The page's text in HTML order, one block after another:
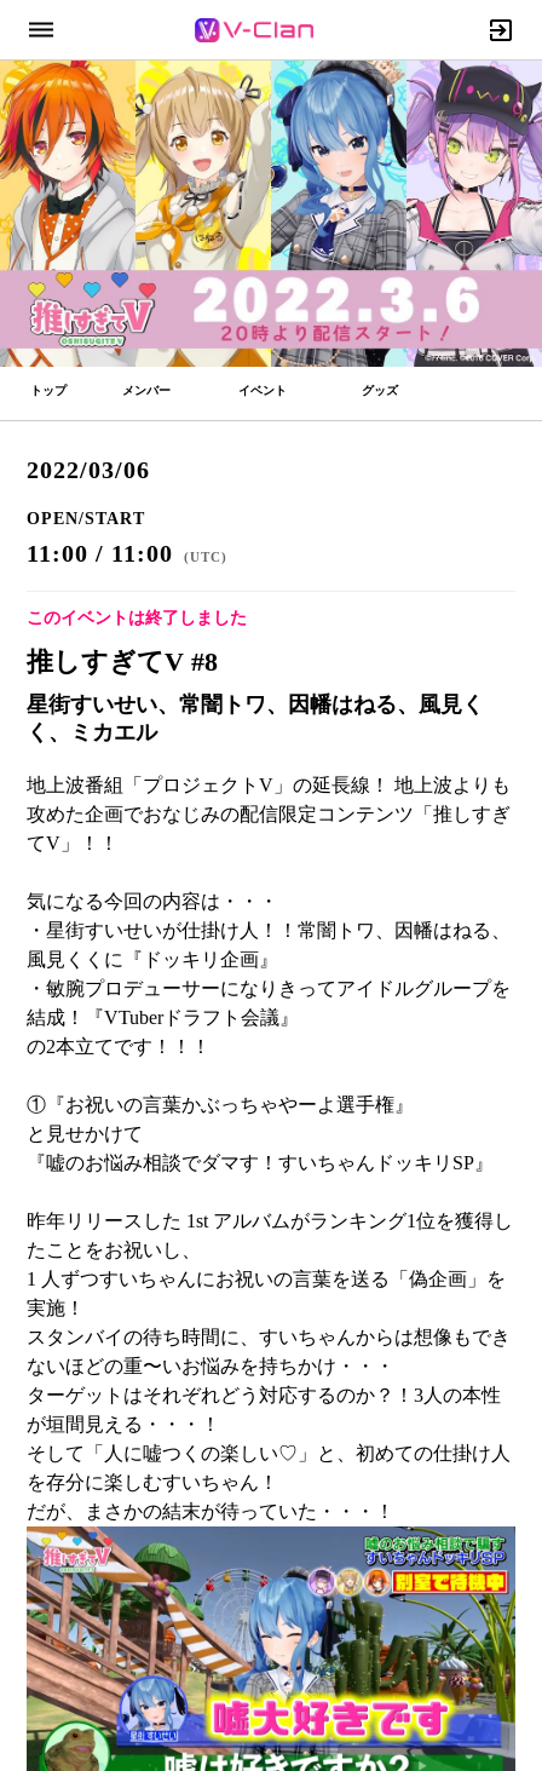
トップ メンバー イベント グッズ
2022/03/06
OPEN/START
11:00 / 11:00 (UTC)
このイベントは終了しました
推しすぎてV #8
星街すいせい、常闇トワ、因幡はねる、風見く
く、ミカエル
地上波番組「プロジェクトV」の延長線！ 地上波よりも
攻めた企画でおなじみの配信限定コンテンツ「推しすぎ
てV」！！
気になる今回の内容は・・・
・星街すいせいが仕掛け人！！常闇トワ、因幡はねる、
風見くくに『ドッキリ企画』
・敏腕プロデューサーになりきってアイドルグループを
結成！『VTuberドラフト会議』
の2本立てです！！！
①『お祝いの言葉かぶっちゃやーよ選手権』
と見せかけて
『嘘のお悩み相談でダマす！すいちゃんドッキリSP』
昨年リリースした 1st アルバムがランキング1位を獲得し
たことをお祝いし、
1 人ずつすいちゃんにお祝いの言葉を送る「偽企画」を
実施！
スタンバイの待ち時間に、すいちゃんからは想像もでき
ないほどの重〜いお悩みを持ちかけ・・・
ターゲットはそれぞれどう対応するのか？！3人の本性
が垣間見える・・・！
そして「人に嘘つくの楽しい♡」と、初めての仕掛け人
を存分に楽しむすいちゃん！
だが、まさかの結末が待っていた・・・！